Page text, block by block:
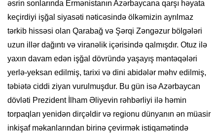
əsrin sonlarında Ermənistanın Azərbaycana qarşı həyata
keçirdiyi işğal siyasəti nəticəsində ölkəmizin ayrılmaz
tərkib hissəsi olan Qarabağ və Şərqi Zəngəzur bölgələri
uzun illər dağıntı və viranəlik içərisində qalmışdır. Otuz ilə
yaxın davam edən işğal dövründə yaşayış məntəqələri
yerlə-yeksan edilmiş, tarixi və dini abidələr məhv edilmiş,
təbiətə ciddi ziyan vurulmuşdur. Bu gün isə Azərbaycan
dövləti Prezident İlham Əliyevin rəhbərliyi ilə həmin
torpaqları yenidən dirçəldir və regionu dünyanın ən müasir
inkişaf məkanlarından birinə çevirmək istiqamətində